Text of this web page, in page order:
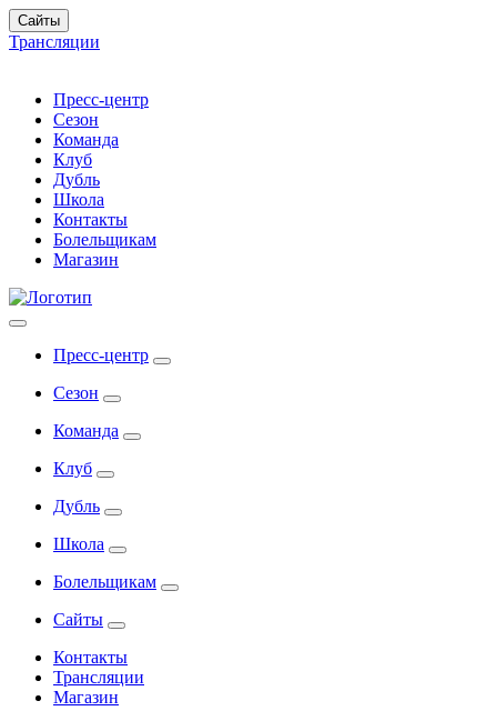
Сайты
Трансляции
Пресс-центр
Сезон
Команда
Клуб
Дубль
Школа
Контакты
Болельщикам
Магазин
Пресс-центр
Сезон
Команда
Клуб
Дубль
Школа
Болельщикам
Сайты
Контакты
Трансляции
Магазин